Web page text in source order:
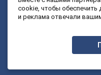
3 класс
cookie, чтобы обеспечить
и реклама отвечали